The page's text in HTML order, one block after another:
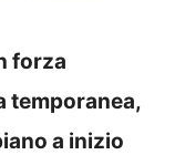
forza
temporanea,
a inizio